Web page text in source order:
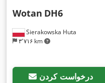
Sierakowska Huta
۳٬۷۱۶ km
Wotan DH6
درخواست کردن